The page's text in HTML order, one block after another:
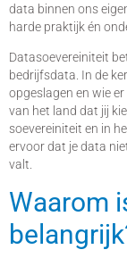
data binnen ons
harde praktijk én
Datasoevereiniteit
bedrijfsdata. In de
opgeslagen en wie
van het land dat jij
soevereiniteit en in
ervoor dat je data
valt.
Waarom